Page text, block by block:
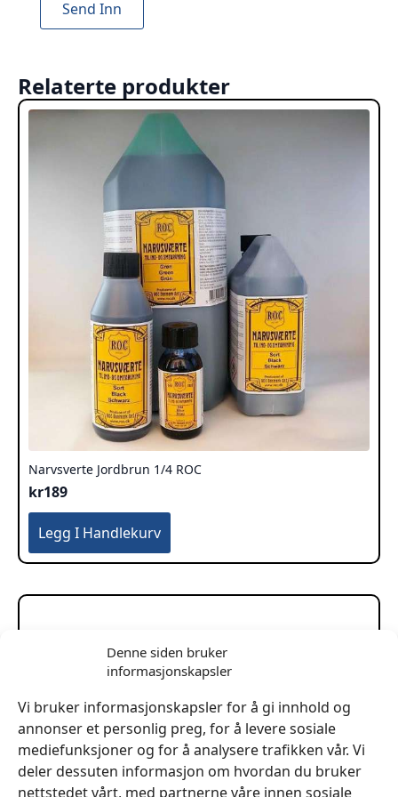
Denne siden bruker
informasjonskapsler
Vi bruker informasjonskapsler for å gi innhold og
annonser et personlig preg, for å levere sosiale
mediefunksjoner og for å analysere trafikken vår. Vi
deler dessuten informasjon om hvordan du bruker
nettstedet vårt, med partnerne våre innen sosiale
Relaterte produkter
Narvsverte Jordbrun 1/4 ROC
kr189
Legg I Handlekurv